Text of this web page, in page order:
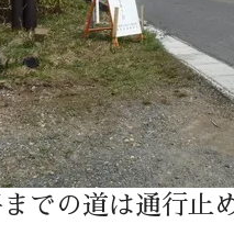
での道は通行止